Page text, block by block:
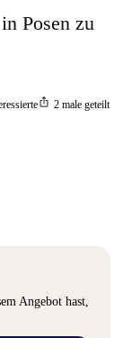
Posen zu
ios_share 2 male geteilt
Angebot hast,